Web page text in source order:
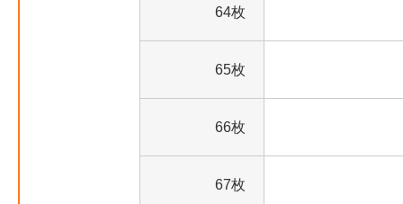
64枚
65枚
66枚
67枚